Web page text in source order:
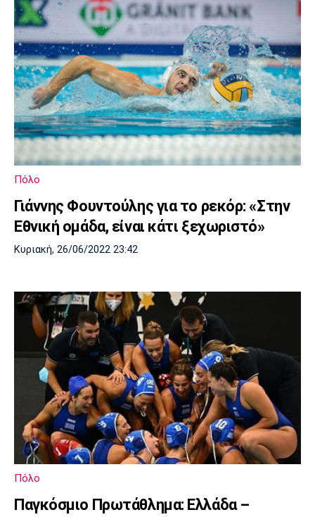
Πόλο
Γιάννης Φουντούλης για το ρεκόρ: «Στην
Εθνική ομάδα, είναι κάτι ξεχωριστό»
Κυριακή, 26/06/2022 23:42
Πόλο
Παγκόσμιο Πρωτάθλημα: Ελλάδα –